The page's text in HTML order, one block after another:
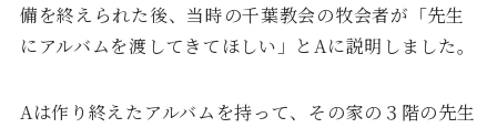
備を終えられた後、当時の千葉教会の牧会者が「先生
にアルバムを渡してきてほしい」とAに説明しました。
Aは作り終えたアルバムを持って、その家の３階の先生